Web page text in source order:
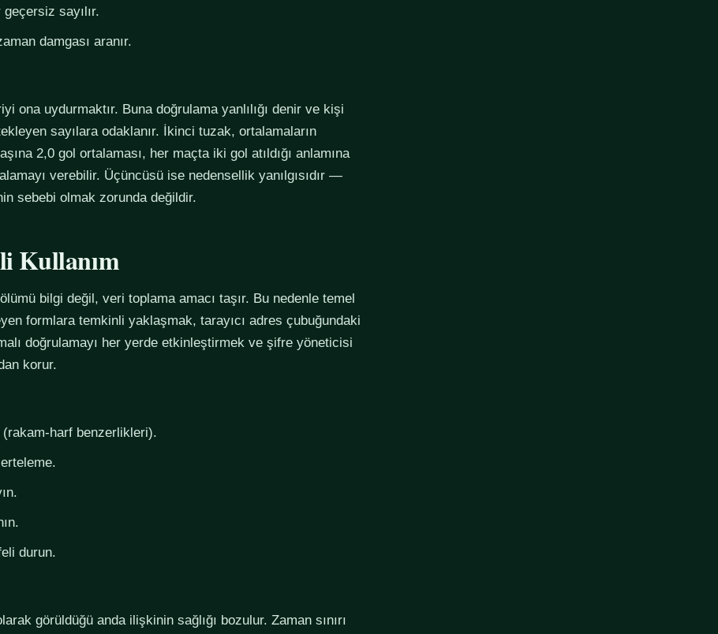
sayılır.
damgası aranır.
ona uydurmaktır. Buna doğrulama yanlılığı denir ve kişi
sayılara odaklanır. İkinci tuzak, ortalamaların
2,0 gol ortalaması, her maçta iki gol atıldığı anlamına
verebilir. Üçüncüsü ise nedensellik yanılgısıdır —
sebebi olmak zorunda değildir.
Kullanım
bilgi değil, veri toplama amacı taşır. Bu nedenle temel
formlara temkinli yaklaşmak, tarayıcı adres çubuğundaki
doğrulamayı her yerde etkinleştirmek ve şifre yöneticisi
korur.
harf benzerlikleri).
durun.
görüldüğü anda ilişkinin sağlığı bozulur. Zaman sınırı